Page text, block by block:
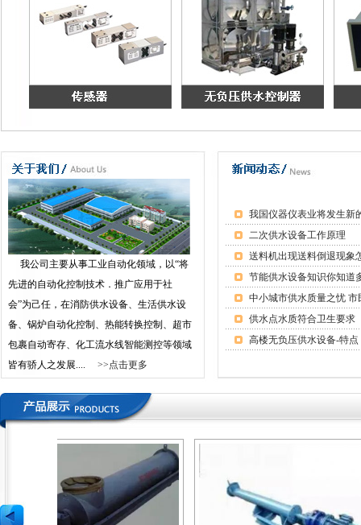
我公司主要从事工业自动化领域，以“将
先进的自动化控制技术．推广应用于社
会”为己任，在消防供水设备、生活供水设
备、锅炉自动化控制、热能转换控制、超市
包裹自动寄存、化工流水线智能测控等领域
皆有骄人之发展.... >>点击更多
我国仪器仪表业将发生新
二次供水设备工作原理
送料机出现送料倒退现象
节能供水设备知识你知道
供水点水质符合卫生要求
高楼无负压供水设备-特点